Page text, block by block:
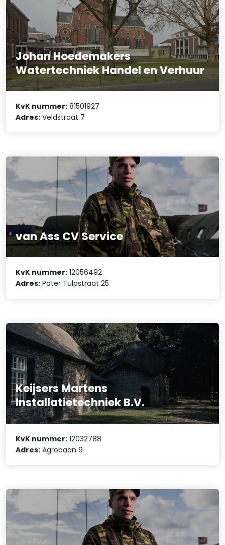
Johan Hoedemakers
Watertechniek Handel en Verhuur
KvK nummer: 81501927
Adres: Veldstraat 7
van Ass CV Service
KvK nummer: 12056492
Adres: Pater Tulpstraat 25
Keijsers Martens
Installatietechniek B.V.
KvK nummer: 12032788
Adres: Agrobaan 9